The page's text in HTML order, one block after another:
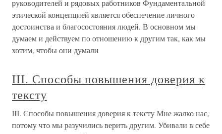
руководителей и рядовых работников Фундаментальной
этической концепцией является обеспечение личного
достоинства и благосостояния людей. В основном мы
думаем и действуем по отношению к другим так, как мы
хотим, чтобы они думали
III. Способы повышения доверия к
тексту
III. Способы повышения доверия к тексту Мне жалко нас,
потому что мы разучились верить другим. Убивали в себе